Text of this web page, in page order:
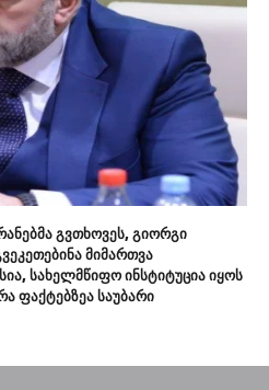
გვთხოვეს, გიორგი
მიმართვა
სახელმწიფო ინსტიტუცია იყოს
ფაქტებზეა საუბარი